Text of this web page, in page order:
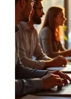
embargo, cada
para evitar
Con años de
ayudarte a tomar
tienes dudas o
no dudes en